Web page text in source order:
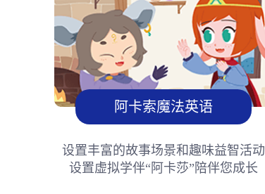
阿卡索魔法英语
设置丰富的故事场景和趣味益智活动
设置虚拟学伴“阿卡莎”陪伴您成长